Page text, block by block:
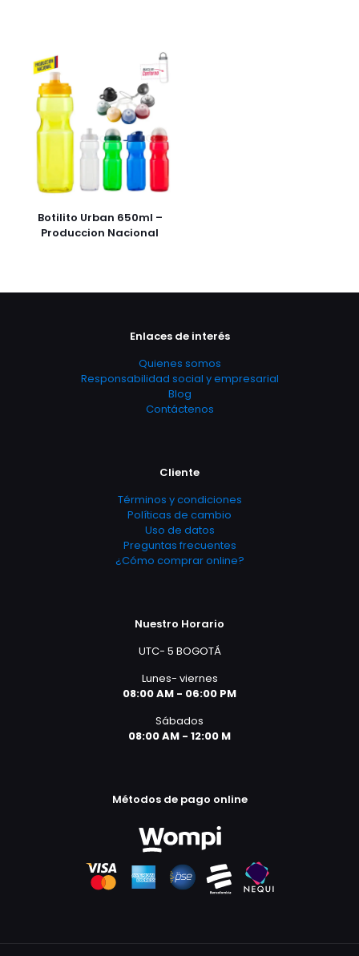
Botilito Urban 650ml –
Produccion Nacional
Enlaces de interés
Quienes somos
Responsabilidad social y empresarial
Blog
Contáctenos
Cliente
Términos y condiciones
Políticas de cambio
Uso de datos
Preguntas frecuentes
¿Cómo comprar online?
Nuestro Horario
UTC- 5 BOGOTÁ
Lunes- viernes
08:00 AM - 06:00 PM
Sábados
08:00 AM - 12:00 M
Métodos de pago online